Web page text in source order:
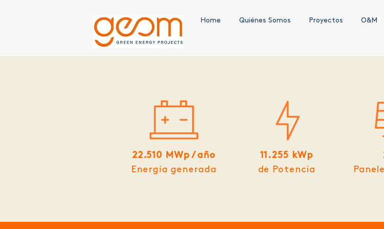
Home Quiénes Somos Proyectos O&M
22.510 MWp / año
Energía generada
11.255 kWp
de Potencia